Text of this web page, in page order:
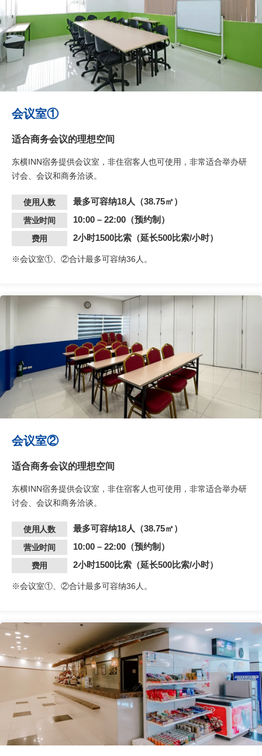
会议室①
适合商务会议的理想空间
东横INN宿务提供会议室，非住宿客人也可使用，非常适合举办研
讨会、会议和商务洽谈。
使用人数 最多可容纳18人（38.75㎡）
营业时间 10:00 – 22:00（预约制）
费用 2小时1500比索（延长500比索/小时）
※会议室①、②合计最多可容纳36人。
会议室②
适合商务会议的理想空间
东横INN宿务提供会议室，非住宿客人也可使用，非常适合举办研
讨会、会议和商务洽谈。
使用人数 最多可容纳18人（38.75㎡）
营业时间 10:00 – 22:00（预约制）
费用 2小时1500比索（延长500比索/小时）
※会议室①、②合计最多可容纳36人。